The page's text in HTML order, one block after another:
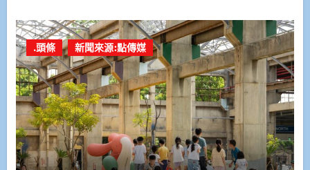
.頭條 新聞來源:點傳媒